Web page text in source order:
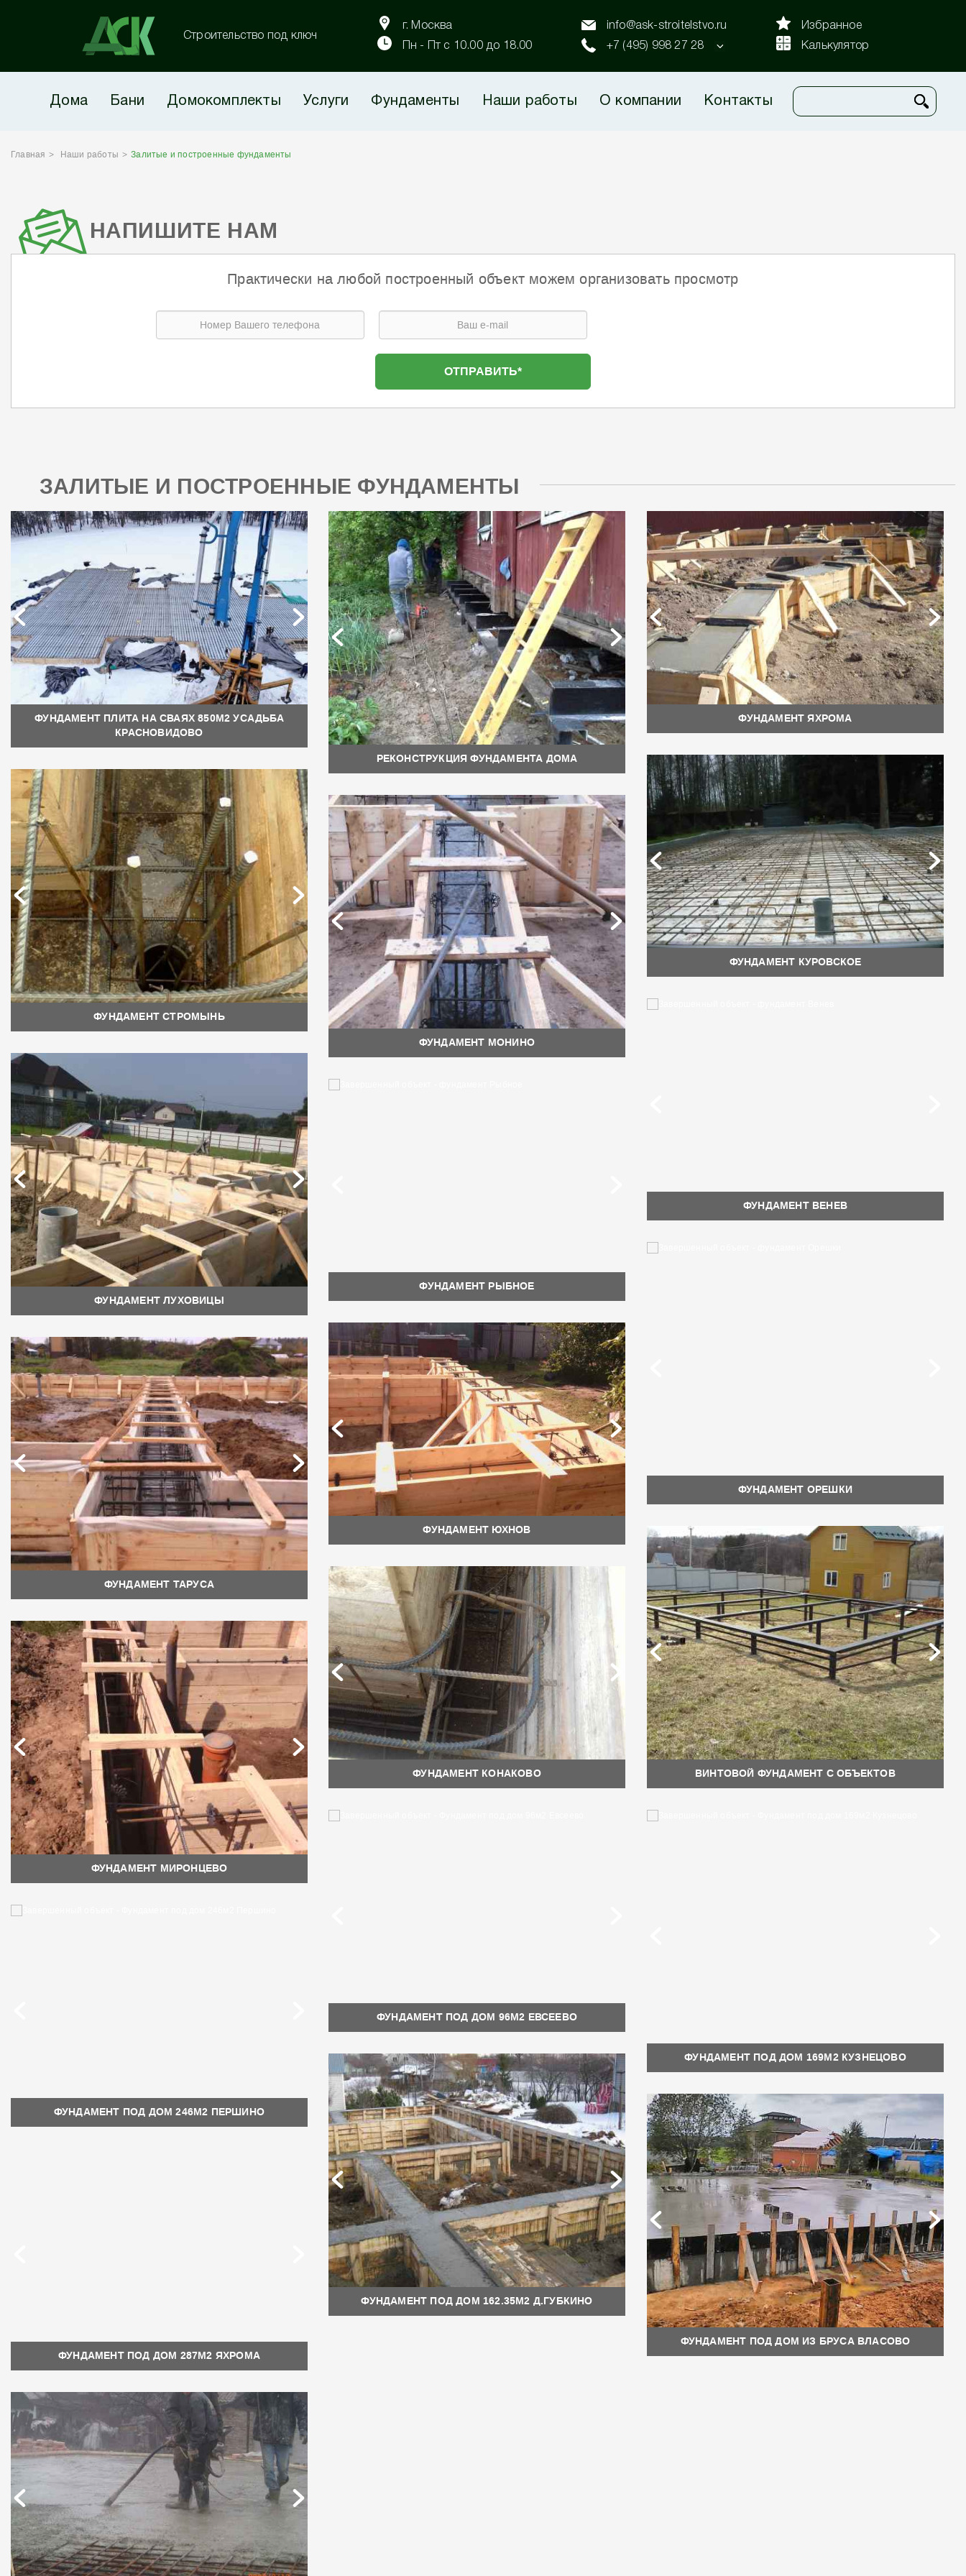
Строительство под ключ
г. Москва
Пн - Пт с 10.00 до 18.00
info@ask-stroitelstvo.ru
+7 (495) 998 27 28
Избранное
Калькулятор
Дома Бани Домокомплекты Услуги Фундаменты Наши работы О компании Контакты
Главная Наши работы Залитые и построенные фундаменты
НАПИШИТЕ НАМ
Практически на любой построенный объект можем организовать просмотр
ЗАЛИТЫЕ И ПОСТРОЕННЫЕ ФУНДАМЕНТЫ
ФУНДАМЕНТ ПЛИТА НА СВАЯХ 850М2 УСАДЬБА
КРАСНОВИДОВО
РЕКОНСТРУКЦИЯ ФУНДАМЕНТА ДОМА
ФУНДАМЕНТ ЯХРОМА
ФУНДАМЕНТ СТРОМЫНЬ
ФУНДАМЕНТ МОНИНО
ФУНДАМЕНТ КУРОВСКОЕ
ФУНДАМЕНТ ЛУХОВИЦЫ
ФУНДАМЕНТ РЫБНОЕ
ФУНДАМЕНТ ВЕНЕВ
ФУНДАМЕНТ ТАРУСА
ФУНДАМЕНТ ЮХНОВ
ФУНДАМЕНТ ОРЕШКИ
ФУНДАМЕНТ МИРОНЦЕВО
ФУНДАМЕНТ КОНАКОВО ВИНТОВОЙ ФУНДАМЕНТ С ОБЪЕКТОВ
ФУНДАМЕНТ ПОД ДОМ 246М2 ПЕРШИНО
ФУНДАМЕНТ ПОД ДОМ 96М2 ЕВСЕЕВО
ФУНДАМЕНТ ПОД ДОМ 169М2 КУЗНЕЦОВО
ФУНДАМЕНТ ПОД ДОМ 287М2 ЯХРОМА
ФУНДАМЕНТ ПОД ДОМ 162.35М2 Д.ГУБКИНО
ФУНДАМЕНТ ПОД ДОМ ИЗ БРУСА ВЛАСОВО